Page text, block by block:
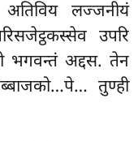
लज्जनीयं
उपरि
भगवन्तं अद्दस. तेन
तुण्ही